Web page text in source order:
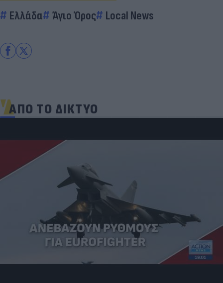
Ελλάδα Άγιο Όρος Local News
ΑΠΟ ΤΟ ΔΙΚΤΥΟ